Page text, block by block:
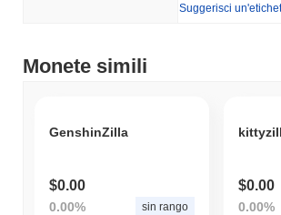
Suggerisci
Monete simili
GenshinZilla
$0.00
0.00% sin rango
$0.00
0.00%